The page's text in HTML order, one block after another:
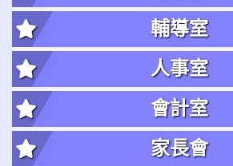
輔導室
人事室
會計室
家長會